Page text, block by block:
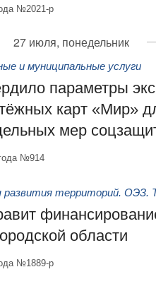
№2021-р
27 июля, понедельник
и муниципальные услуги
параметры
карт «Мир»
мер
№914
территорий. ОЭЗ.
области
№1889-р